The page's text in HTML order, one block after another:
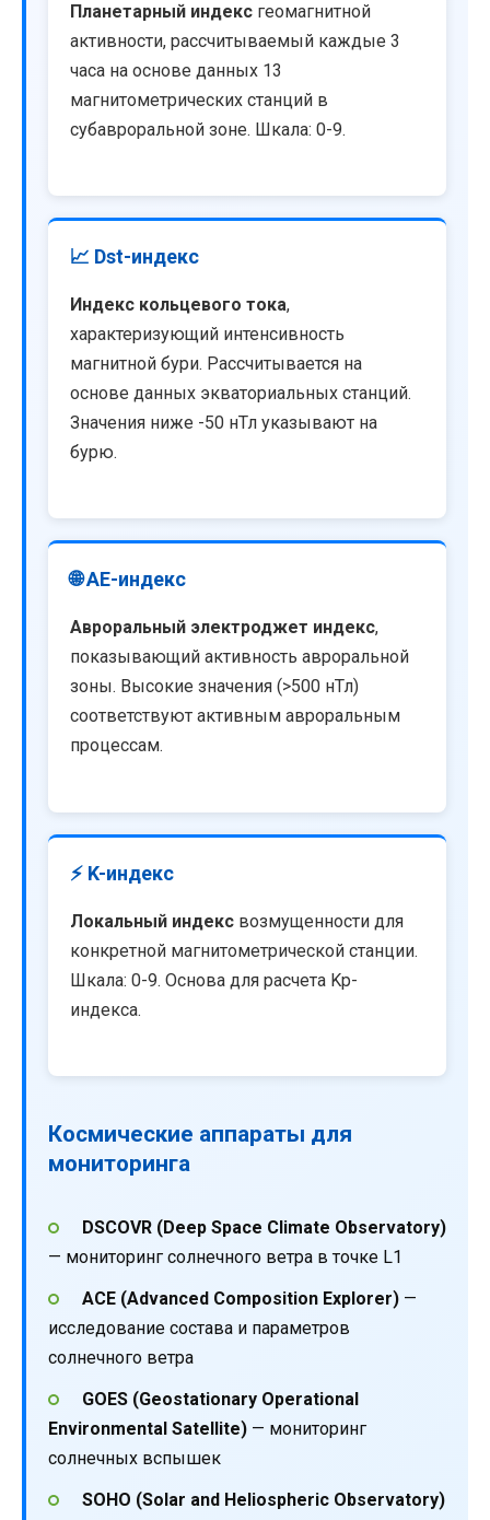
Планетарный индекс геомагнитной
активности, рассчитываемый каждые 3
часа на основе данных 13
магнитометрических станций в
субавроральной зоне. Шкала: 0-9.
📈 Dst-индекс
Индекс кольцевого тока,
характеризующий интенсивность
магнитной бури. Рассчитывается на
основе данных экваториальных станций.
Значения ниже -50 нТл указывают на
бурю.
🌐 AE-индекс
Авроральный электроджет индекс,
показывающий активность авроральной
зоны. Высокие значения (>500 нТл)
соответствуют активным авроральным
процессам.
⚡ K-индекс
Локальный индекс возмущенности для
конкретной магнитометрической станции.
Шкала: 0-9. Основа для расчета Kp-
индекса.
Космические аппараты для
мониторинга
DSCOVR (Deep Space Climate Observatory)
— мониторинг солнечного ветра в точке L1
ACE (Advanced Composition Explorer)—
исследование состава и параметров
солнечного ветра
GOES (Geostationary Operational
Environmental Satellite) — мониторинг
солнечных вспышек
SOHO (Solar and Heliospheric Observatory)